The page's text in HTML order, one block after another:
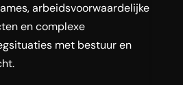
arbeidsvoorwaardelijke
en complexe
met bestuur en